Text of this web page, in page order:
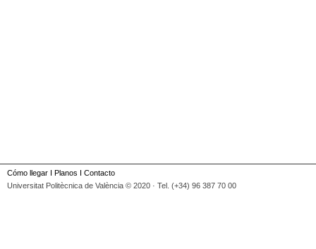
Cómo llegar I Planos I Contacto
Universitat Politècnica de València © 2020 · Tel. (+34) 96 387 70 00